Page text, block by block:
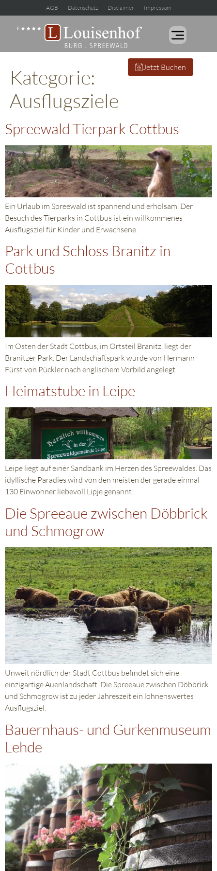
AGB Datenschutz Disclaimer Impressum
Jetzt Buchen
Kategorie:
Ausflugsziele
Spreewald Tierpark Cottbus
Ein Urlaub im Spreewald ist spannend und erholsam. Der
Besuch des Tierparks in Cottbus ist ein willkommenes
Ausflugsziel für Kinder und Erwachsene.
Park und Schloss Branitz in
Cottbus
Im Osten der Stadt Cottbus, im Ortsteil Branitz, liegt der
Branitzer Park. Der Landschaftspark wurde von Hermann
Fürst von Pückler nach englischem Vorbild angelegt.
Heimatstube in Leipe
Leipe liegt auf einer Sandbank im Herzen des Spreewaldes. Das
idyllische Paradies wird von den meisten der gerade einmal
130 Einwohner liebevoll Lipje genannt.
Die Spreeaue zwischen Döbbrick
und Schmogrow
Unweit nördlich der Stadt Cottbus befindet sich eine
einzigartige Auenlandschaft. Die Spreeaue zwischen Döbbrick
und Schmogrow ist zu jeder Jahreszeit ein lohnenswertes
Ausflugsziel.
Bauernhaus- und Gurkenmuseum
Lehde